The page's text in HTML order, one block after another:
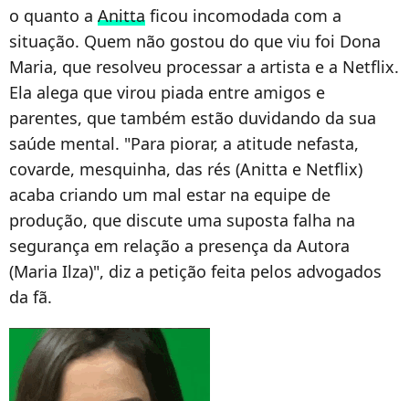
o quanto a Anitta ficou incomodada com a
situação. Quem não gostou do que viu foi Dona
Maria, que resolveu processar a artista e a Netflix.
Ela alega que virou piada entre amigos e
parentes, que também estão duvidando da sua
saúde mental. "Para piorar, a atitude nefasta,
covarde, mesquinha, das rés (Anitta e Netflix)
acaba criando um mal estar na equipe de
produção, que discute uma suposta falha na
segurança em relação a presença da Autora
(Maria Ilza)", diz a petição feita pelos advogados
da fã.